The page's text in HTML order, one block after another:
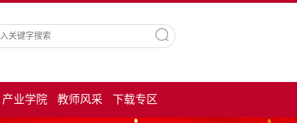
产业学院 教师风采 下载专区